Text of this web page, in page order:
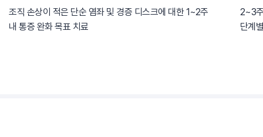
조직 손상이 적은 단순 염좌 및 경증 디스크에 대한 1~2주
내 통증 완화 목표 치료
2~3
단계